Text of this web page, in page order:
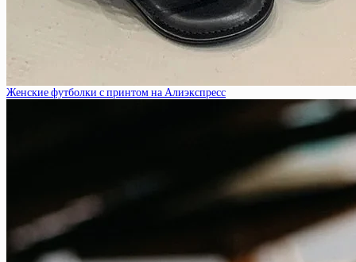
Женские футболки с принтом на Алиэкспресс